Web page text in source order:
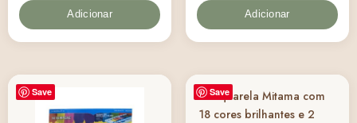
Adicionar Adicionar
Save Save